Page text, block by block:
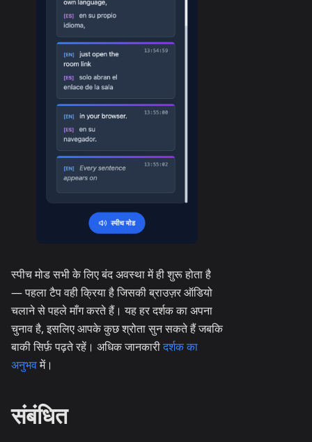
स्पीच मोड सभी के लिए बंद अवस्था में ही शुरू होता है
— पहला टैप वही क्रिया है जिसकी ब्राउज़र ऑडियो
चलाने से पहले माँग करते हैं। यह हर दर्शक का अपना
चुनाव है, इसलिए आपके कुछ श्रोता सुन सकते हैं जबकि
बाकी सिर्फ़ पढ़ते रहें। अधिक जानकारीदर्शक का
अनुभवमें।
संबंधित